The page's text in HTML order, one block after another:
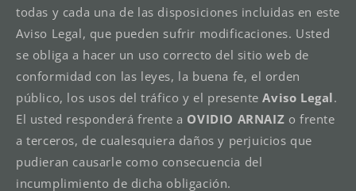
todas y cada una de las disposiciones incluidas en este
Aviso Legal, que pueden sufrir modificaciones. Usted
se obliga a hacer un uso correcto del sitio web de
conformidad con las leyes, la buena fe, el orden
público, los usos del tráfico y el presenteAviso Legal.
El usted responderá frente a OVIDIO ARNAIZ o frente
a terceros, de cualesquiera daños y perjuicios que
pudieran causarle como consecuencia del
incumplimiento de dicha obligación.